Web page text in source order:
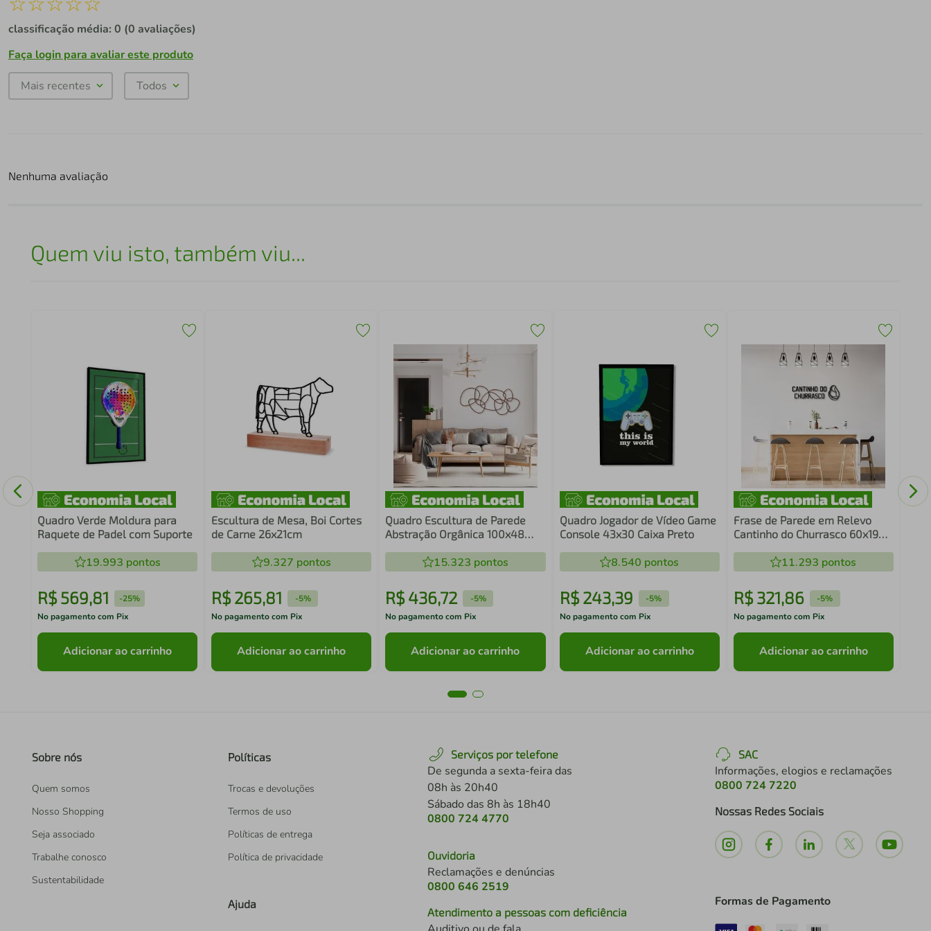
classificação média: 0 (0 avaliações)
Faça login para avaliar este produto
Mais recentes Todos
Nenhuma avaliação
Quem viu isto, também viu...
Quadro Verde Moldura para
Raquete de Padel com Suporte
19.993 pontos
R$ 569,81 -25%
No pagamento com Pix
Adicionar ao carrinho
Escultura de Mesa, Boi Cortes
de Carne 26x21cm
9.327 pontos
R$ 265,81 -5%
No pagamento com Pix
Adicionar ao carrinho
Quadro Escultura de Parede
Abstração Orgânica 100x48
15.323 pontos
R$436,72 -5%
No pagamento com Pix
Adicionar ao carrinho
Quadro Jogador de Vídeo Game
Console 43x30 Caixa Preto
8.540 pontos
R$ 243,39 -5%
No pagamento com Pix
Adicionar ao carrinho
Frase de Parede em Relevo
Cantinho do Churrasco 60x19
11.293 pontos
R$ 321,86 -5%
No pagamento com Pix
Adicionar ao carrinho
Sobre nós
Quem somos
Nosso Shopping
Seja associado
Trabalhe conosco
Sustentabilidade
Políticas
Trocas e devoluções
Termos de uso
Políticas de entrega
Política de privacidade
Ajuda
Serviços por telefone
De segunda a sexta-feira das
08h às 20h40
Sábado das 8h às 18h40
0800 724 4770
Ouvidoria
Reclamações e denúncias
0800 646 2519
Atendimento a pessoas com deficiência
SAC
Informações, elogios e reclamações
0800 724 7220
Nossas Redes Sociais
Formas de Pagamento